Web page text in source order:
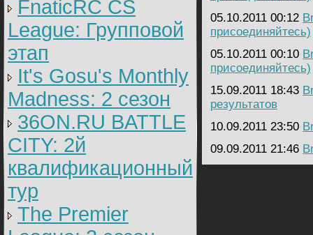
FnaticRC CS
League: Групповой
этап
It's Gosu's Monthly
Madness: 2 сезон
36ON.RU BATTLE
CITY: 2й
квалификационный
тур
The Premier
05.10.2011 00:12
присоединяйтесь)
05.10.2011 00:10
присоединяйтесь)
15.09.2011 18:43
результатов
10.09.2011 23:50
09.09.2011 21:46